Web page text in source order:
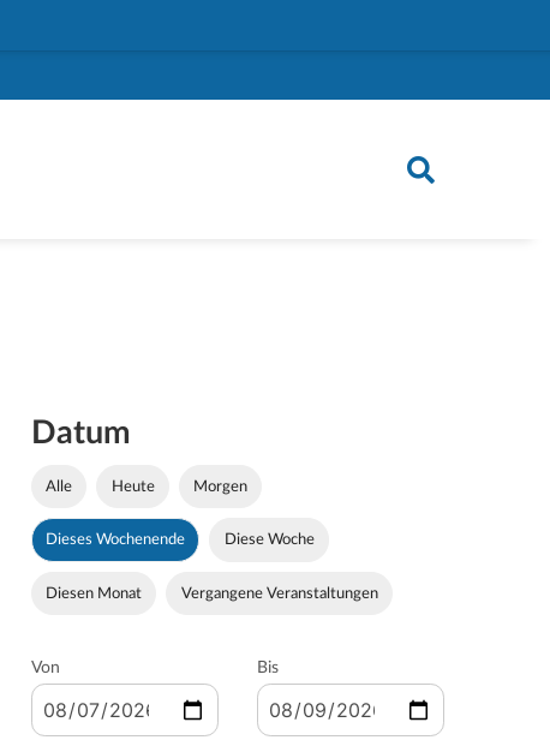
Datum
Alle Heute Morgen
Dieses Wochenende Diese Woche
Diesen Monat Vergangene Veranstaltungen
Von Bis